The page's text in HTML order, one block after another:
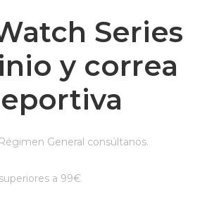
Series
y correa
General consúltanos.
a 99€